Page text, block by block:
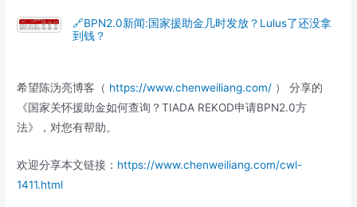
🔗BPN2.0新闻:国家援助金几时发放？Lulus了还没拿
到钱？
希望陈沩亮博客（ https://www.chenweiliang.com/ ） 分享的
《国家关怀援助金如何查询？TIADA REKOD申请BPN2.0方
法》，对您有帮助。
欢迎分享本文链接： https://www.chenweiliang.com/cwl-
1411.html